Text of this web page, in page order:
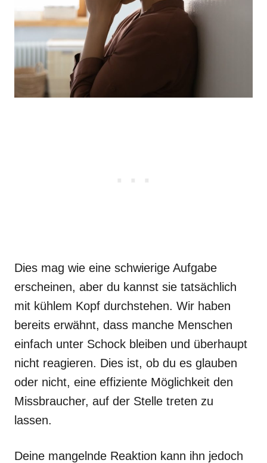
Dies mag wie eine schwierige Aufgabe
erscheinen, aber du kannst sie tatsächlich
mit kühlem Kopf durchstehen. Wir haben
bereits erwähnt, dass manche Menschen
einfach unter Schock bleiben und überhaupt
nicht reagieren. Dies ist, ob du es glauben
oder nicht, eine effiziente Möglichkeit den
Missbraucher, auf der Stelle treten zu
lassen.
Deine mangelnde Reaktion kann ihn jedoch